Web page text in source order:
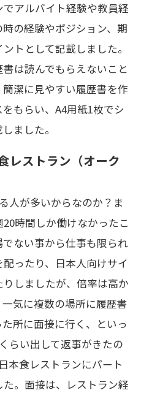
アルバイト経験や教員経
の経験やポジション、期
トとして記載しました。
は読んでもらえないこと
潔に見やすい履歴書を作
もらい、A4用紙1枚でシ
ました。
レストラン（オーク
人が多いからなのか？ま
時間しか働けなかったこ
ない事から仕事も限られ
ったり、日本人向けサイ
りしましたが、倍率は高か
気に複数の場所に履歴書
所に面接に行く、といっ
らい出して返事がきたの
本食レストランにパート
。面接は、レストラン経